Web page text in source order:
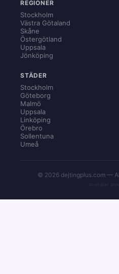
REGIONER
Stockholm
Västra Götaland
Skåne
Östergötland
Uppsala
Jönköping
STÄDER
Stockholm
Göteborg
Malmö
Uppsala
Linköping
Örebro
Sollentuna
Umeå
© 2026 dejtingplus.com —